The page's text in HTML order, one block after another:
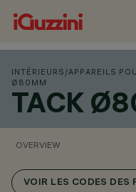
INTÉRIEURS /APPAREILS
Ø80MM
TACK
OVERVIEW
VOIR LES CODES DES